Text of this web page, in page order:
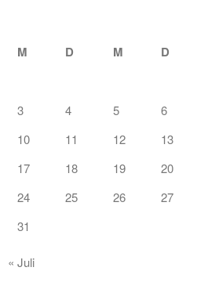
M D M D
3
4 5 6
10
11 12 13
17
18 19 20
24
25 26 27
31
« Juli